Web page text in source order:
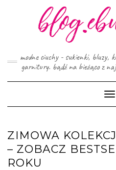
modne ciuchy - sukienki, bluzy,
garnitury. bądź na bieżąco z
ZIMOWA
– ZOBACZ
ROKU